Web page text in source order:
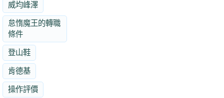
威均峰澤
怠惰魔王的轉職
條件
登山鞋
肯德基
操作評價